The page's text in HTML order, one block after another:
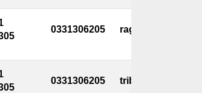
0331306205
0331306205